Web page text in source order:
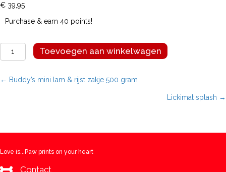
€ 39,95
Purchase & earn 40 points!
mini
Toevoegen aan winkelwagen
Posts
← Buddy’s mini lam & rijst zakje 500 gram
Lickimat splash →
Love is...Paw prints on your heart
Contact